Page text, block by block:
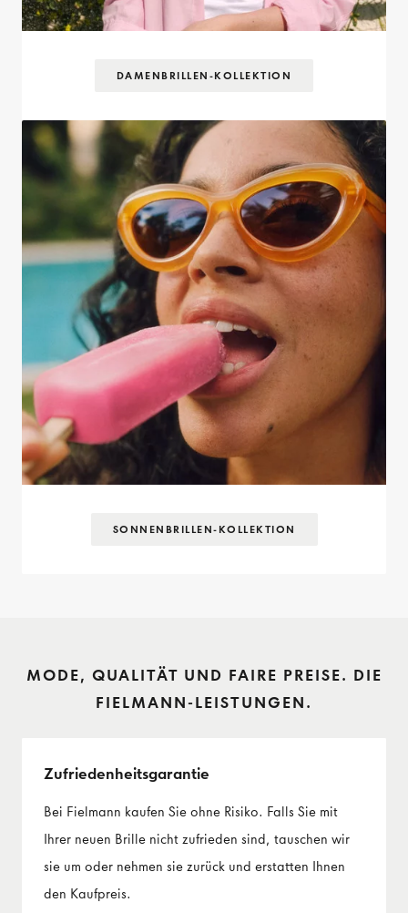
DAMENBRILLEN-KOLLEKTION
SONNENBRILLEN-KOLLEKTION
MODE, QUALITÄT UND FAIRE PREISE. DIE
FIELMANN-LEISTUNGEN.
Zufriedenheits­garantie
Bei Fielmann kaufen Sie ohne Risiko. Falls Sie mit
Ihrer neuen Brille nicht zufrieden sind, tauschen wir
sie um oder nehmen sie zurück und erstatten Ihnen
den Kaufpreis.